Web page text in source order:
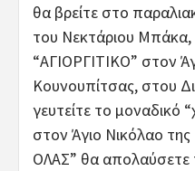
θα βρείτε στο
του Νεκτάριου Μπάκα,
“ΑΓΙΟΡΓΙΤΙΚΟ” στον
Κουνουπίτσας, στου
γευτείτε το μοναδικό
στον Άγιο Νικόλαο
ΟΛΑΣ” θα απολαύσετε